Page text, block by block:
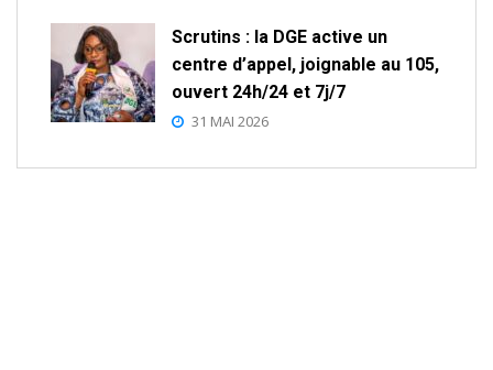
Scrutins : la DGE active un
centre d’appel, joignable au 105,
ouvert 24h/24 et 7j/7
31 MAI 2026